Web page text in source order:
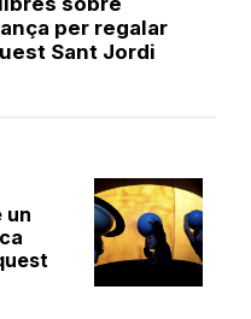
un
per regalar
Sant Jordi